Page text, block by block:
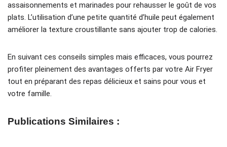
assaisonnements et marinades pour rehausser le goût de vos
plats. L’utilisation d’une petite quantité d’huile peut également
améliorer la texture croustillante sans ajouter trop de calories.
En suivant ces conseils simples mais efficaces, vous pourrez
profiter pleinement des avantages offerts par votre Air Fryer
tout en préparant des repas délicieux et sains pour vous et
votre famille.
Publications Similaires :